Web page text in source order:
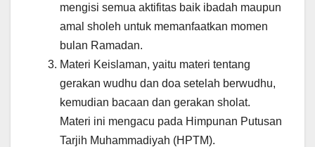
mengisi semua aktifitas baik ibadah maupun
amal sholeh untuk memanfaatkan momen
bulan Ramadan.
Materi Keislaman, yaitu materi tentang
gerakan wudhu dan doa setelah berwudhu,
kemudian bacaan dan gerakan sholat.
Materi ini mengacu pada Himpunan Putusan
Tarjih Muhammadiyah (HPTM).